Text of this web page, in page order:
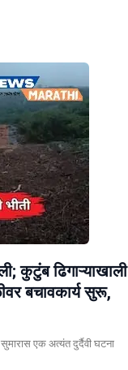
कुटुंब ढिगाऱ्याखाली
बचावकार्य सुरू,
एक अत्यंत दुर्दैवी घटना